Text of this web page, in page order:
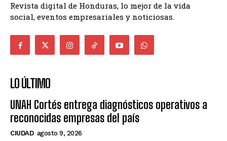
Revista digital de Honduras, lo mejor de la vida
social, eventos empresariales y noticiosas.
LO ÚLTIMO
UNAH Cortés entrega diagnósticos operativos a
reconocidas empresas del país
CIUDAD agosto 9, 2026